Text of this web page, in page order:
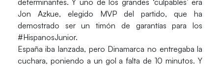
Jon Azkue, elegido MVP del partido, que ha
demostrado ser un timón de garantías para los
#HispanosJunior.
España iba lanzada, pero Dinamarca no entregaba la
cuchara, poniendo a un gol a falta de 10 minutos. Y